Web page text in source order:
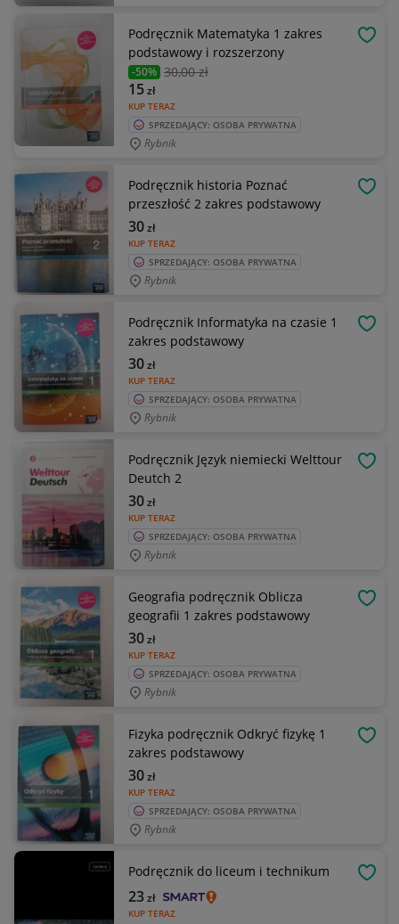
Podręcznik Matematyka 1 zakres
podstawowy i rozszerzony
-50% 30,00 zł
KUP TERAZ
15zł
SPRZEDAJĄCY: OSOBA PRYWATNA
Rybnik
Podręcznik historia Poznać
przeszłość 2 zakres podstawowy
KUP TERAZ
30zł
SPRZEDAJĄCY: OSOBA PRYWATNA
Rybnik
Podręcznik Informatyka na czasie 1
zakres podstawowy
KUP TERAZ
30zł
SPRZEDAJĄCY: OSOBA PRYWATNA
Rybnik
Podręcznik Język niemiecki Welttour
Deutch 2
KUP TERAZ
30zł
SPRZEDAJĄCY: OSOBA PRYWATNA
Rybnik
Geografia podręcznik Oblicza
geografii 1 zakres podstawowy
KUP TERAZ
30zł
SPRZEDAJĄCY: OSOBA PRYWATNA
Rybnik
Fizyka podręcznik Odkryć fizykę 1
zakres podstawowy
KUP TERAZ
30zł
SPRZEDAJĄCY: OSOBA PRYWATNA
Rybnik
Podręcznik do liceum i technikum
KUP TERAZ
23zł